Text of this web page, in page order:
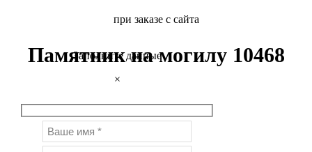
при заказе с сайта
Памятник на могилу 10468
Заполните данные
×